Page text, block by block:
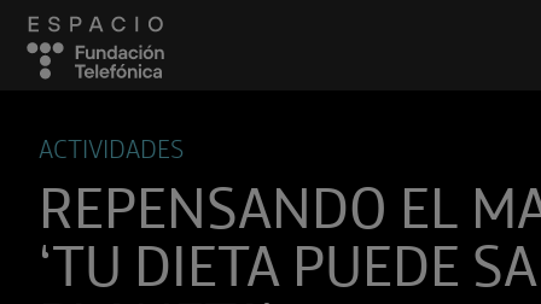
ACTIVIDADES
REPENSANDO EL
‘TU DIETA PUEDE